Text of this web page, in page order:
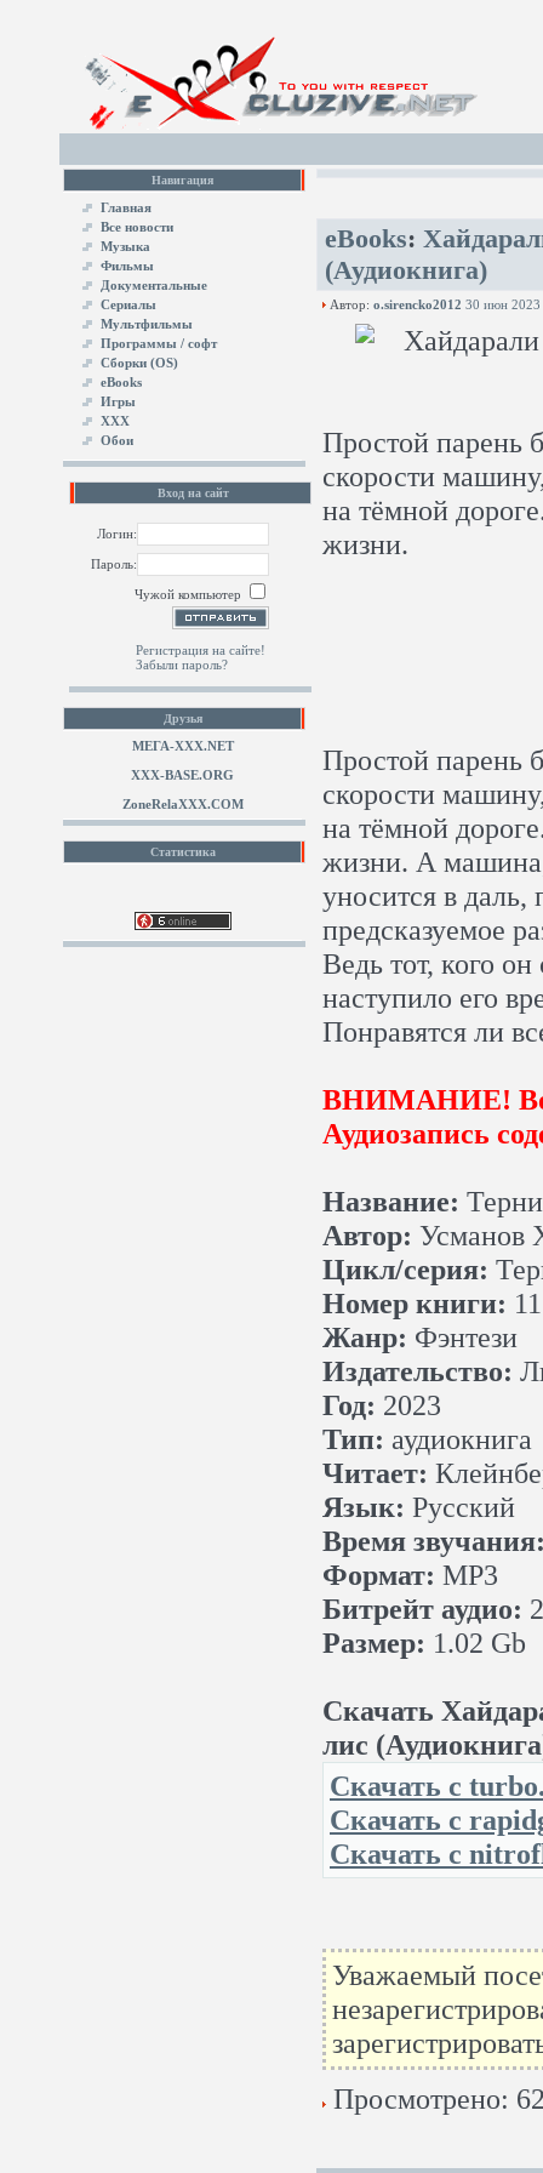
Навигация
Главная
Все новости
Музыка
Фильмы
Документальные
Сериалы
Мультфильмы
Программы / софт
Сборки (OS)
eBooks
Игры
XXX
Обои
Вход на сайт
Логин:
Пароль:
Чужой компьютер
Регистрация на сайте!
Забыли пароль?
Друзья
МЕГА-ХХХ.NET
XXX-BASE.ORG
ZoneRelaXXX.COM
Статистика
eBooks:
(Аудиокнига)
Автор: o.sirencko2012 30 июн 2023
Простой парень
скорости
на тёмной
жизни.
Простой парень
скорости
на тёмной
жизни. А машина,
уносится в
предсказуемое
Ведь тот, кого
наступило его
Понравятся ли
ВНИМАНИЕ!
Аудиозапись
Название:
Автор: Усманов
Цикл/серия:
Номер книги: 11
Жанр: Фэнтези
Издательство:
Год: 2023
Тип: аудиокнига
Читает:
Язык: Русский
Время
Формат: MP3
Битрейт аудио:
Размер: 1.02 Gb
Скачать
лис
Скачать с
Скачать с
Скачать с
Уважаемый
Просмотрено: